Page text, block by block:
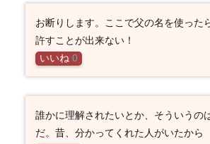
お断りします。ここで父の名を使った
許すことが出来ない！
いいね 0
誰かに理解されたいとか、そういうの
だ。昔、分かってくれた人がいたから